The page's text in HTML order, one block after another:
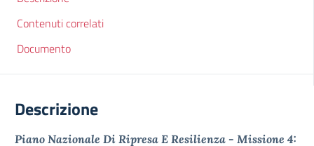
Contenuti correlati
Documento
Descrizione
Piano Nazionale Di Ripresa E Resilienza - Missione 4: